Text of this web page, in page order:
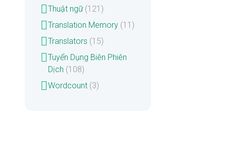
Thuật ngữ(121)
Translation Memory (11)
Translators (15)
Tuyển Dụng Biên Phiên
Dịch (108)
Wordcount (3)